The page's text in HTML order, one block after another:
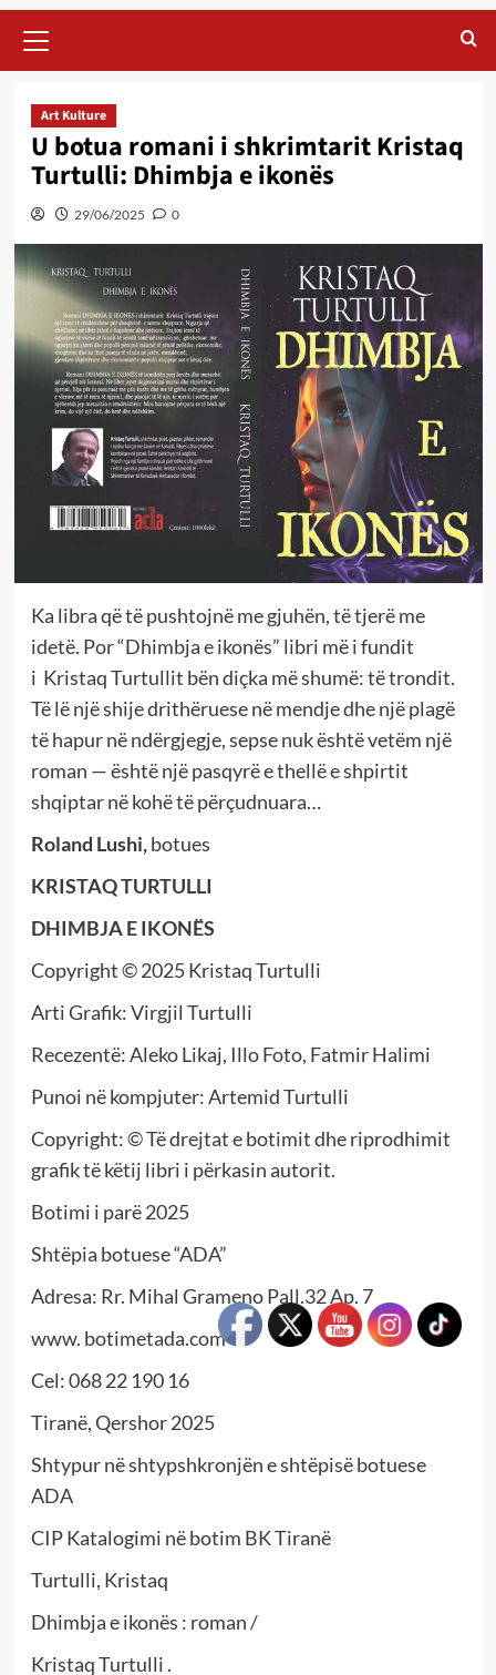
Menu
Art Kulture
U botua romani i shkrimtarit Kristaq
Turtulli: Dhimbja e ikonës
29/06/2025 0
Ka libra që të pushtojnë me gjuhën, të tjerë me
idetë. Por “Dhimbja e ikonës” libri më i fundit
i Kristaq Turtullit bën diçka më shumë: të trondit.
Të lë një shije drithëruese në mendje dhe një plagë
të hapur në ndërgjegje, sepse nuk është vetëm një
roman — është një pasqyrë e thellë e shpirtit
shqiptar në kohë të përçudnuara…
Roland Lushi,botues
KRISTAQ TURTULLI
DHIMBJA E IKONËS
Copyright © 2025 Kristaq Turtulli
Arti Grafik: Virgjil Turtulli
Recezentë: Aleko Likaj, Illo Foto, Fatmir Halimi
Punoi në kompjuter: Artemid Turtulli
Copyright: © Të drejtat e botimit dhe riprodhimit
grafik të këtij libri i përkasin autorit.
Botimi i parë 2025
Shtëpia botuese “ADA”
Adresa: Rr. Mihal Grameno Pall.32 Ap. 7
www. botimetada.com
Cel: 068 22 190 16
Tiranë, Qershor 2025
Shtypur në shtypshkronjën e shtëpisë botuese
ADA
CIP Katalogimi në botim BK Tiranë
Turtulli, Kristaq
Dhimbja e ikonës : roman /
Kristaq Turtulli .